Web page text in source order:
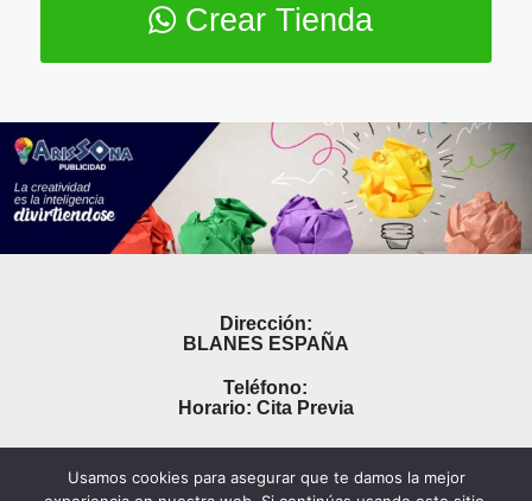
Crear Tienda
Dirección:
BLANES ESPAÑA
Teléfono:
Horario: Cita Previa
Usamos cookies para asegurar que te damos la mejor